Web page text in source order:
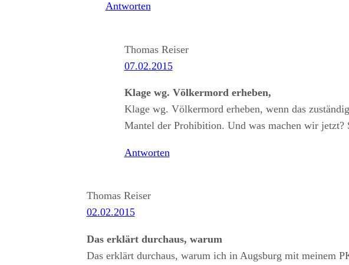
Antworten
Thomas Reiser
07.02.2015
Klage wg. Völkermord erheben,
Klage wg. Völkermord erheben, wenn das
Mantel der Prohibition. Und was machen wir
Antworten
Thomas Reiser
02.02.2015
Das erklärt durchaus, warum
Das erklärt durchaus, warum ich in Augsburg mit meinem